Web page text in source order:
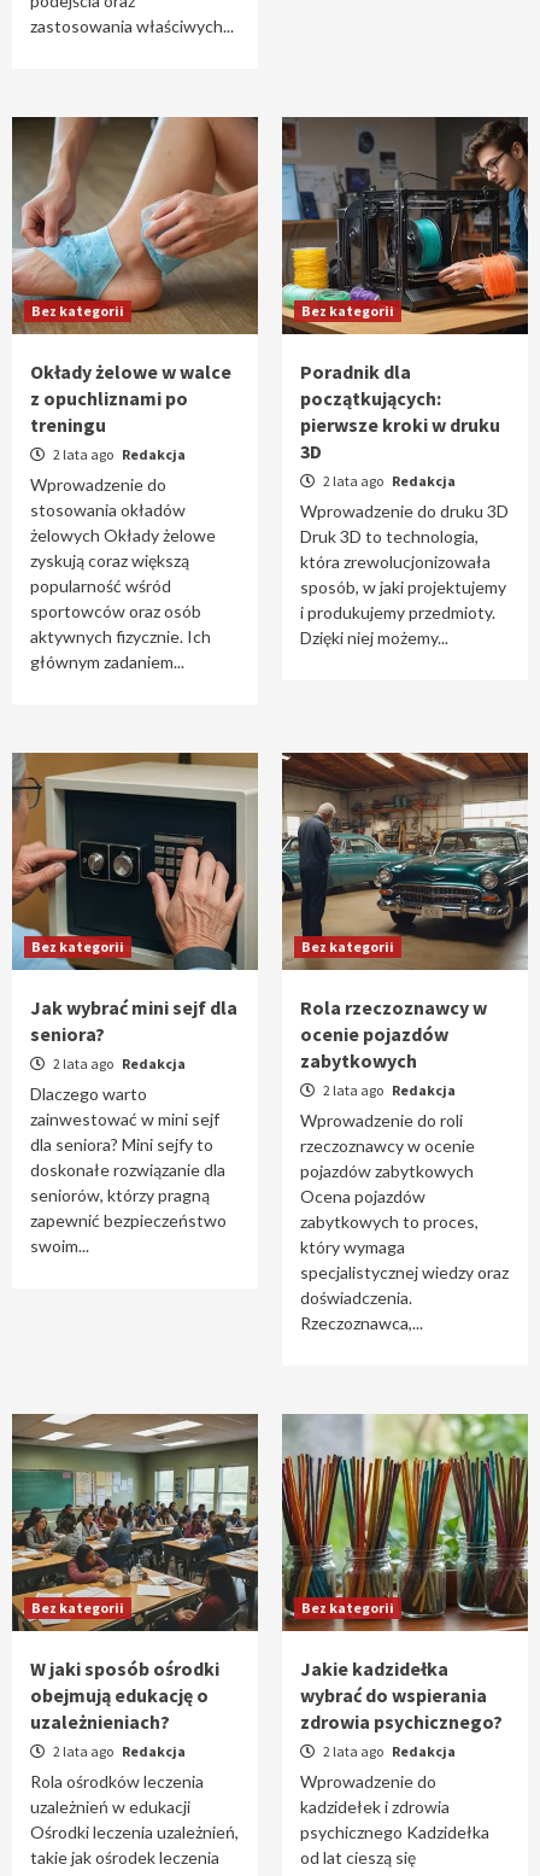
zastosowania właściwych...
Bez kategorii
Okłady żelowe w walce
z opuchliznami po
treningu
2 lata ago Redakcja
Wprowadzenie do
stosowania okładów
żelowych Okłady żelowe
zyskują coraz większą
popularność wśród
sportowców oraz osób
aktywnych fizycznie. Ich
głównym zadaniem...
Bez kategorii
Poradnik dla
początkujących:
pierwsze kroki w druku
3D
2 lata ago Redakcja
Wprowadzenie do druku 3D
Druk 3D to technologia,
która zrewolucjonizowała
sposób, w jaki projektujemy
i produkujemy przedmioty.
Dzięki niej możemy...
Bez kategorii
Jak wybrać mini sejf dla
seniora?
2 lata ago Redakcja
Dlaczego warto
zainwestować w mini sejf
dla seniora? Mini sejfy to
doskonałe rozwiązanie dla
seniorów, którzy pragną
zapewnić bezpieczeństwo
swoim...
Bez kategorii
Rola rzeczoznawcy w
ocenie pojazdów
zabytkowych
2 lata ago Redakcja
Wprowadzenie do roli
rzeczoznawcy w ocenie
pojazdów zabytkowych
Ocena pojazdów
zabytkowych to proces,
który wymaga
specjalistycznej wiedzy oraz
doświadczenia.
Rzeczoznawca,...
Bez kategorii
W jaki sposób ośrodki
obejmują edukację o
uzależnieniach?
2 lata ago Redakcja
Rola ośrodków leczenia
uzależnień w edukacji
Ośrodki leczenia uzależnień,
takie jak ośrodek leczenia
Bez kategorii
Jakie kadzidełka
wybrać do wspierania
zdrowia psychicznego?
2 lata ago Redakcja
Wprowadzenie do
kadzidełek i zdrowia
psychicznego Kadzidełka
od lat cieszą się